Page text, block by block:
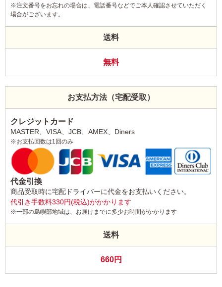
※注文番号をお忘れの場合は、電話番号などでご本人確認させていただく
場合がございます。
送料
無料
お支払方法（宅配受取）
クレジットカード
MASTER、VISA、JCB、AMEX、Diners
※お支払回数は1回のみ
代金引換
商品受取時に宅配ドライバーに代金をお支払いください。
代引き手数料330円(税込)がかかります
※一部の島嶼部地域は、お届けまでに多少お時間がかかります
送料
660円